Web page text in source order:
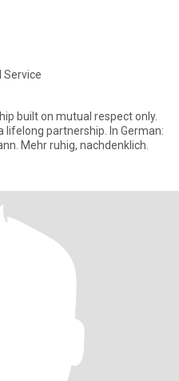
Service
built on mutual respect only.
lifelong partnership. In German:
Ich bin ein ehrlicher und treuer Mann. Mehr ruhig, nachdenklich.